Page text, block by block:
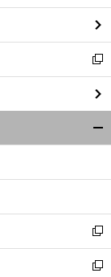
前
ウ
で
開
く
新
し
い
ウ
ィ
ン
ウ
開
く
新
し
い
新